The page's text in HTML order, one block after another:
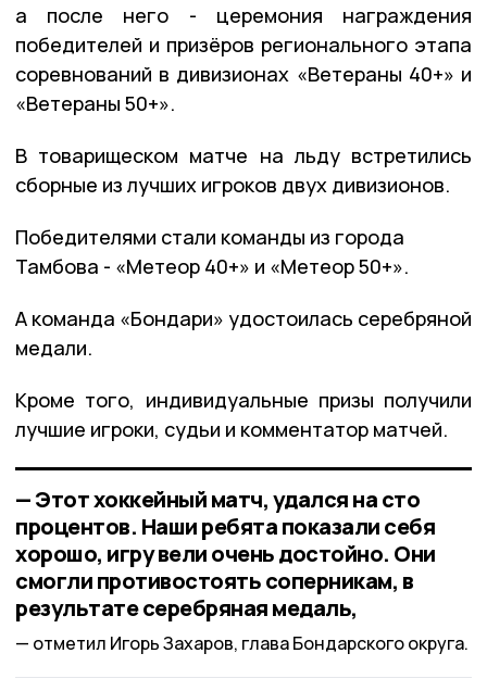
а после него - церемония награждения
победителей и призёров регионального этапа
соревнований в дивизионах «Ветераны 40+» и
«Ветераны 50+».
В товарищеском матче на льду встретились
сборные из лучших игроков двух дивизионов.
Победителями стали команды из города
Тамбова - «Метеор 40+» и «Метеор 50+».
А команда «Бондари» удостоилась серебряной
медали.
Кроме того, индивидуальные призы получили
лучшие игроки, судьи и комментатор матчей.
— Этот хоккейный матч, удался на сто
процентов. Наши ребята показали себя
хорошо, игру вели очень достойно. Они
смогли противостоять соперникам, в
результате серебряная медаль,
отметил Игорь Захаров, глава Бондарского округа.